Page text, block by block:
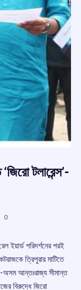
টলারেন্স’-
0
ইয়ার্ড পরিদর্শনের পরই
ত্রিপুরার মাটিতে
অসম আন্তঃরাজ্য সীমান্ত
বিরুদ্ধে জিরো